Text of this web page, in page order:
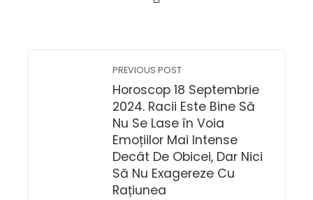
PREVIOUS POST
Horoscop 18 Septembrie
2024. Racii Este Bine Să
Nu Se Lase în Voia
Emoțiilor Mai Intense
Decât De Obicei, Dar Nici
Să Nu Exagereze Cu
Rațiunea